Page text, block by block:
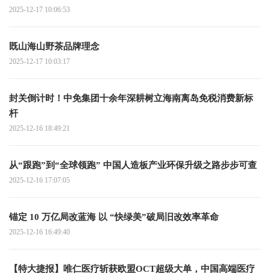
2025-12-17 10:06:53
既山海山野茶品牌理念
2025-12-17 10:03:17
封关倒计时！中免集团十余年深耕树立海南离岛免税消费新标
杆
2025-12-16 18:49:21
从“跟跑”到“全球领跑” 中国人造板产业环保升级之路步步可查
2025-12-16 17:07:05
锚定 10 万亿局改蓝海 以 “快绿美”破局旧改效率革命
2025-12-16 16:49:40
【特大捷报】唯仁医疗斩获欧盟OCT超级大单，中国高端医疗